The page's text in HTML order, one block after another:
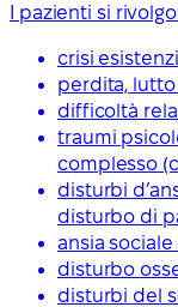
I pazienti si
crisi
perdita,
difficoltà
traumi
complesso
disturbi
disturbo di
ansia
disturbo
disturbi del